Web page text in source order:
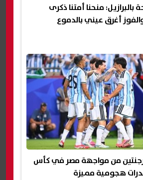
بالبرازيل: منحنا أمتنا ذكرى
أغرق عيني بالدموع
من مواجهة مصر في كأس
هجومية مميزة